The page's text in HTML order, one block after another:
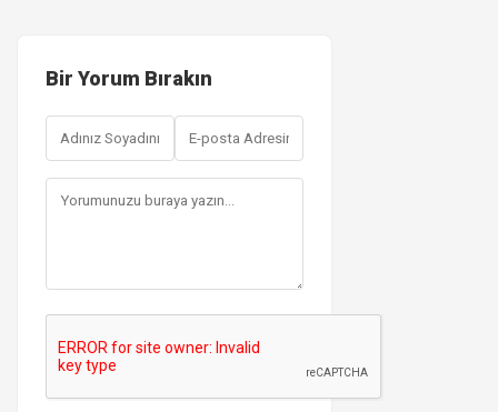
Bir Yorum Bırakın